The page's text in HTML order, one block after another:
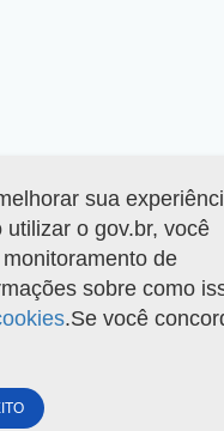
sua
o gov.br, você
de
sobre como
.Se você